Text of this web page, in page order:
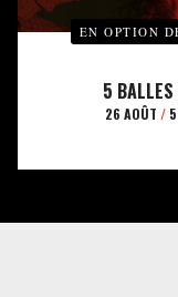
EN OPTION
5
26 AOÛT /5